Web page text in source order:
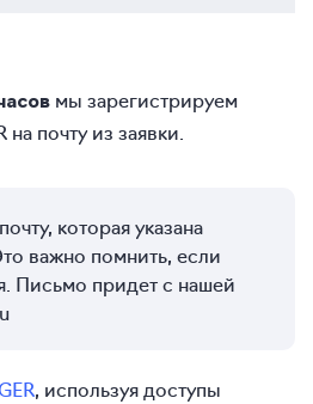
мы зарегистрируем
на почту из заявки.
которая указана
важно помнить, если
Письмо придет с нашей
, используя доступы